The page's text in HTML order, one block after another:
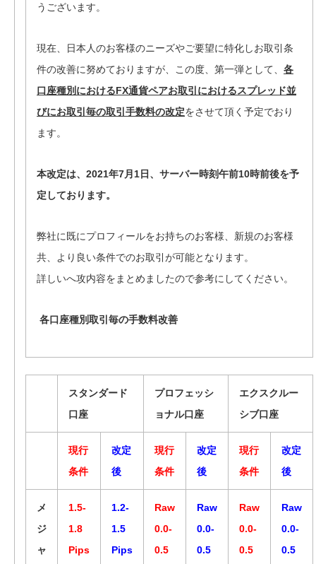
うございます。
現在、日本人のお客様のニーズやご要望に特化しお取引条
件の改善に努めておりますが、この度、第一弾として、 各
口座種別におけるFX通貨ペアお取引におけるスプレッド並
びにお取引毎の取引手数料の改定をさせて頂く予定でおり
ます。
本改定は、2021年7月1日、サーバー時刻午前10時前後を予
定しております。
弊社に既にプロフィールをお持ちのお客様、新規のお客様
共、より良い条件でのお取引が可能となります。
詳しいへ攻内容をまとめましたので参考にしてください。
各口座種別取引毎の手数料改善
スタンダード
口座
プロフェッシ
ョナル口座
エクスクルー
シブ口座
現行
条件
改定
後
現行
条件
改定
後
現行
条件
改定
後
メ
ジ
ャ
1.5-
1.8
Pips
1.2-
1.5
Pips
Raw
0.0-
0.5
Raw
0.0-
0.5
Raw
0.0-
0.5
Raw
0.0-
0.5